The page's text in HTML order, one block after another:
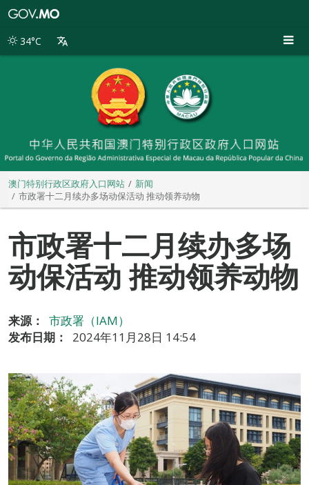
别
34°C
澳门特别行政区政府入口网站
新闻
市政署十二月续办多场动保活动 推动领养动物
市政署十二月续办多场
动保活动 推动领养动物
来源：
市政署（IAM）
发布日期：
2024年11月28日 14:54